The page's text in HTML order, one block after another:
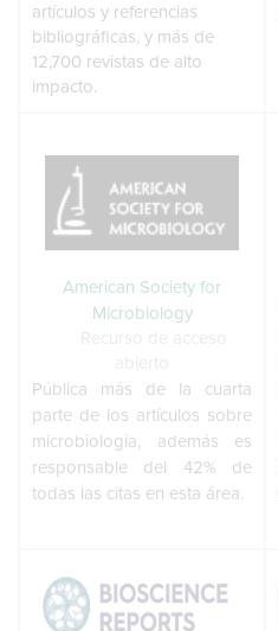
artículos y referencias
bibliográficas, y más de
12,700 revistas de alto
impacto.
American Society for
Microbiology
Pública más de la cuarta
parte de los artículos sobre
microbiología, además es
responsable del 42% de
todas las citas en esta área.